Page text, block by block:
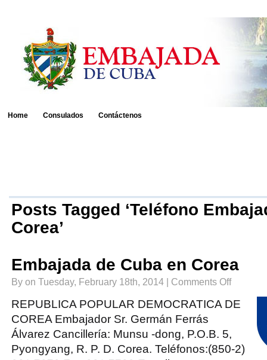
Home Consulados Contáctenos
Posts Tagged ‘Teléfono
Corea’
Embajada de Cuba en Corea
By on Tuesday, February 18th, 2014 | Comments Offon
Cuba
en
REPUBLICA POPULAR DEMOCRATICA DE
COREA Embajador Sr. Germán Ferrás
Álvarez Cancillería: Munsu -dong, P.O.B. 5,
Pyongyang, R. P. D. Corea. Teléfonos:(850-2)